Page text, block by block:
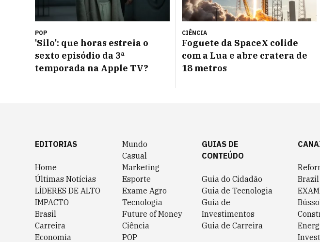
POP
'Silo': que horas estreia o
sexto episódio da 3ª
temporada na Apple TV?
CIÊNCIA
Foguete da SpaceX colide
com a Lua e abre cratera de
18 metros
EDITORIAS
Home
Últimas Notícias
LÍDERES DE ALTO
IMPACTO
Brasil
Carreira
Economia
Mundo
Casual
Marketing
Esporte
Exame Agro
Tecnologia
Future of Money
Ciência
POP
GUIAS DE
CONTEÚDO
Guia do Cidadão
Guia de Tecnologia
Guia de
Investimentos
Guia de Carreira